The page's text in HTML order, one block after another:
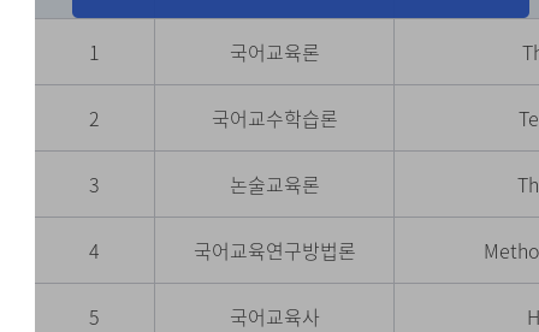
1 국어교육론
2 국어교수학습론
3 논술교육론
4 국어교육연구방법론
5 국어교육사